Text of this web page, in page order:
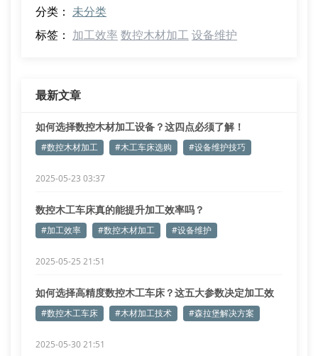
分类： 未分类
标签： 加工效率 数控木材加工 设备维护
最新文章
如何选择数控木材加工设备？这四点必须了解！
#数控木材加工 #木工车床选购 #设备维护技巧
2025-05-23 03:37
数控木工车床真的能提升加工效率吗？
#加工效率 #数控木材加工 #设备维护
2025-05-25 21:51
如何选择高精度数控木工车床？这五大参数决定加工效
能#数控木工车床 #木材加工技术 #森拉堡解决方案
2025-05-30 21:51